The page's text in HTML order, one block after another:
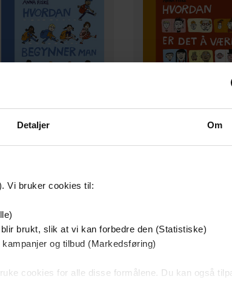
Detaljer Om
Vi bruker cookies til:
brukt, slik at vi kan forbedre den (Statistiske)
og tilbud (Markedsføring)
cookies for alle disse formålene. Du kan også
399,-
Hvordan begynner man på skolen?